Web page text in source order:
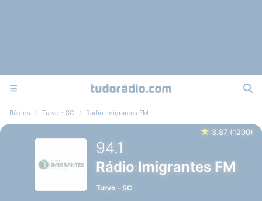
Rádios Turvo - SC Rádio Imigrantes FM
★ 3.87 (1200)
94.1
Rádio Imigrantes FM
Turvo -SC